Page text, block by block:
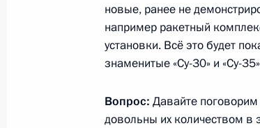
28 апреля 2015 года,
XI Съезд
28 апреля 2015 года, 18:00
новые, ранее не
например ракетный
установки. Всё это будет
знаменитые «Су-30» и «Су-
Вопрос: Давайте поговорим
довольны их количеством в